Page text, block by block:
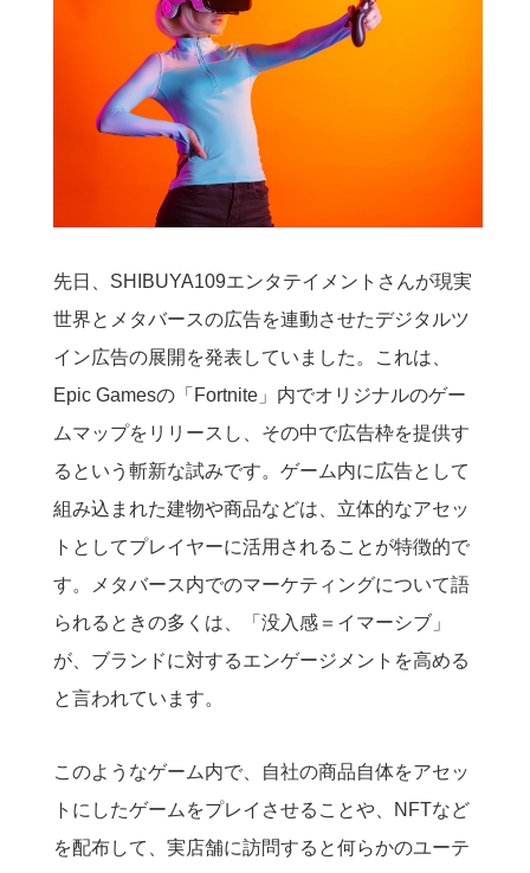
先日、SHIBUYA109エンタテイメントさんが現実
世界とメタバースの広告を連動させたデジタルツ
イン広告の展開を発表していました。これは、
Epic Gamesの「Fortnite」内でオリジナルのゲー
ムマップをリリースし、その中で広告枠を提供す
るという斬新な試みです。ゲーム内に広告として
組み込まれた建物や商品などは、立体的なアセッ
トとしてプレイヤーに活用されることが特徴的で
す。メタバース内でのマーケティングについて語
られるときの多くは、「没入感＝イマーシブ」
が、ブランドに対するエンゲージメントを高める
と言われています。
このようなゲーム内で、自社の商品自体をアセッ
トにしたゲームをプレイさせることや、NFTなど
を配布して、実店舗に訪問すると何らかのユーテ